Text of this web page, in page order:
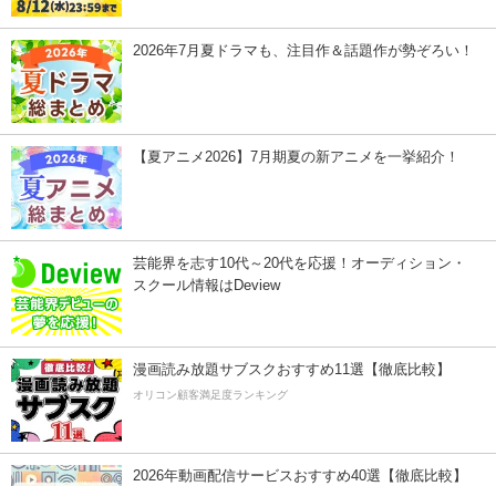
2026年7月夏ドラマも、注目作＆話題作が勢ぞろい！
【夏アニメ2026】7月期夏の新アニメを一挙紹介！
芸能界を志す10代～20代を応援！オーディション・
スクール情報はDeview
漫画読み放題サブスクおすすめ11選【徹底比較】
オリコン顧客満足度ランキング
2026年動画配信サービスおすすめ40選【徹底比較】